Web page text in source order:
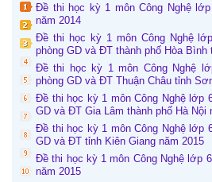
Đề thi học kỳ 1 môn Công Nghệ
năm 2014
Đề thi học kỳ 1 môn Công Nghệ
phòng GD và ĐT thành phố Hòa Bình
Đề thi học kỳ 1 môn Công Nghệ
phòng GD và ĐT Thuận Châu tỉnh
Đề thi học kỳ 1 môn Công Nghệ lớp
GD và ĐT Gia Lâm thành phố Hà Nội
Đề thi học kỳ 1 môn Công Nghệ lớp
GD và ĐT tỉnh Kiên Giang năm 2015
Đề thi học kỳ 1 môn Công Nghệ lớp
năm 2015